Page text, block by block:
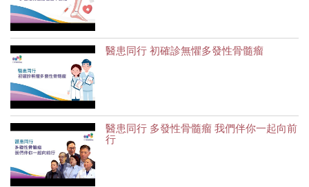
醫患同行 初確診無懼多發性骨髓瘤
醫患同行 多發性骨髓瘤 我們伴你一起向前
行